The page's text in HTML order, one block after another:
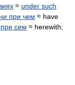
≈ under such
при чем ≈ have
при сем ≈ herewith;